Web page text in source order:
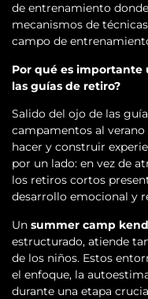
de entrenamiento
mecanismos de
campo de
Por qué es importante
las guías de retiro?
Salido del ojo de las
campamentos al
hacer y construir
por un lado: en vez de
los retiros cortos
desarrollo emocional y
Un summer camp
estructurado, atiende
de los niños. Estos
el enfoque, la
durante una etapa